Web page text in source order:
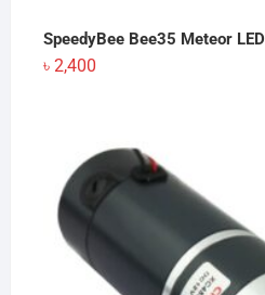
SpeedyBee Bee35 Meteor LED
৳ 2,400